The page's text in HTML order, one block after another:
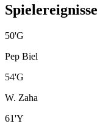
Spielereignisse
50'G
Pep Biel
54'G
W. Zaha
61'Y